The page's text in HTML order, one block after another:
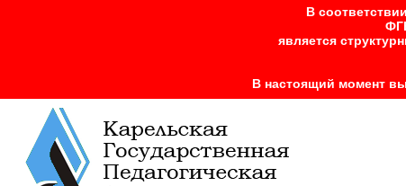
В
является
В настоящий момент